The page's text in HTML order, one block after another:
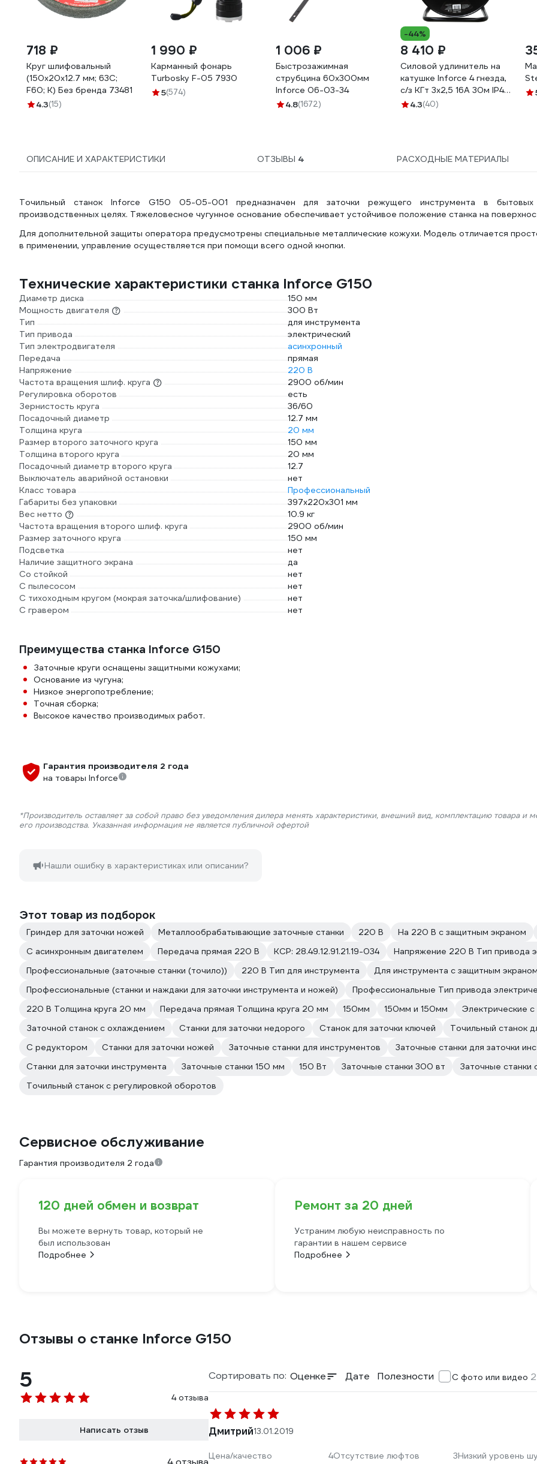
718 ₽
Круг шлифовальный
(150х20х12.7 мм; 63С;
F60; K) Без бренда 73481
4.3(15)
1 990 ₽
Карманный фонарь
Turbosky F-05 7930
5(574)
1 006 ₽
Быстрозажимная
струбцина 60х300мм
Inforce 06-03-34
4.8(1672)
-44%
8 410 ₽
Силовой удлинитель на
катушке Inforce 4 гнезда,
с/з КГт 3х2,5 16A 30м IP44
GRANITE ZG 09-15-03
4.3(40)
ОПИСАНИЕ И ХАРАКТЕРИСТИКИ ОТЗЫВЫ 4 РАСХОДНЫЕ МАТЕРИАЛЫ
Точильный станок Inforce G150 05-05-001 предназначен для заточки режущего инструмента в
производственных целях. Тяжеловесное чугунное основание обеспечивает устойчивое положение станка на
Для дополнительной защиты оператора предусмотрены специальные металлические кожухи. Модель отличается
в применении, управление осуществляется при помощи всего одной кнопки.
Технические характеристики станка Inforce G150
Диаметр диска
150 мм
Мощность двигателя
300 Вт
Тип
для инструмента
Тип привода
электрический
Тип электродвигателя
асинхронный
Передача
прямая
Напряжение
220 В
Частота вращения шлиф. круга
2900 об/мин
Регулировка оборотов
есть
Зернистость круга
36/60
Посадочный диаметр
12.7 мм
Толщина круга
20 мм
Размер второго заточного круга
150 мм
Толщина второго круга
20 мм
Посадочный диаметр второго круга
12.7
Выключатель аварийной остановки
нет
Класс товара
Профессиональный
Габариты без упаковки
397х220х301 мм
Вес нетто
10.9 кг
Частота вращения второго шлиф. круга
2900 об/мин
Размер заточного круга
150 мм
Подсветка
нет
Наличие защитного экрана
да
Со стойкой
нет
С пылесосом
нет
С тихоходным кругом (мокрая заточка/шлифование)
нет
С гравером
нет
Преимущества станка Inforce G150
Заточные круги оснащены защитными кожухами;
Основание из чугуна;
Низкое энергопотребление;
Точная сборка;
Высокое качество производимых работ.
Гарантия производителя 2 года
на товары Inforce
*Производитель оставляет за собой право без уведомления дилера менять характеристики, внешний вид, комплектацию товара и
его производства. Указанная информация не является публичной офертой
Нашли ошибку в характеристиках или описании?
Этот товар из подборок
Гриндер для заточки ножей Металлообрабатывающие заточные станки 220 В
На 220 В с защитным экраном
С асинхронным двигателем
Передача прямая 220 В КСР: 28.49.12.91.21.19-034
Напряжение 220 В Тип привода
Профессиональные (заточные станки (точило))
220 В Тип для инструмента
Для инструмента с защитным
Профессиональные (станки и наждаки для заточки инструмента и ножей)
Профессиональные Тип привода
220 В Толщина круга 20 мм
Передача прямая Толщина круга 20 мм 150мм 150мм и 150мм
Электрические
Заточной станок с охлаждением
Станки для заточки недорого Станок для заточки ключей
Точильный станок
С редуктором
Станки для заточки ножей Заточные станки для инструментов
Заточные станки для заточки
Станки для заточки инструмента
Заточные станки 150 мм 150 Вт Заточные станки 300 вт
Заточные станки
Точильный станок с регулировкой оборотов
Сервисное обслуживание
Гарантия производителя 2 года
120 дней обмен и возврат
Вы можете вернуть товар, который не
был использован
Подробнее
Ремонт за 20 дней
Устраним любую неисправность по
гарантии в нашем сервисе
Подробнее
Отзывы о станке Inforce G150
5
4 отзыва
Написать отзыв
Сортировать по: Оценке Дате Полезности С фото или видео 2
Дмитрий13.01.2019
Цена/качество 4Отсутствие люфтов 3Низкий уровень